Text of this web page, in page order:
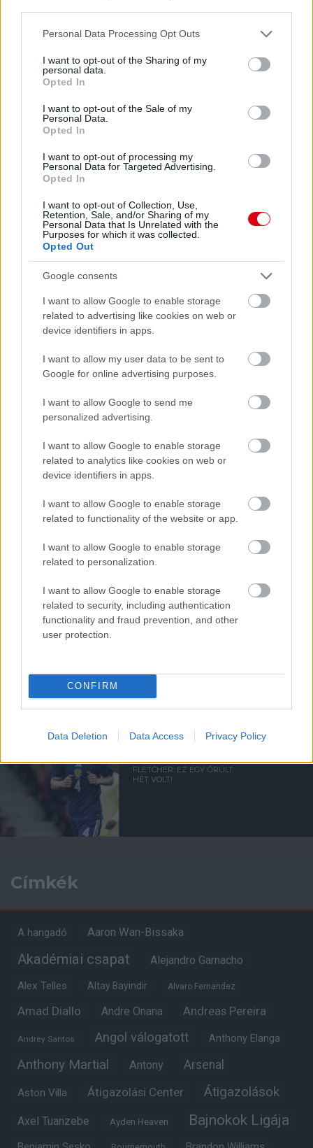
Please note that this website/app uses one or more Google
not limited to your visit or usage behaviour. You may click to
grant or deny consent to Google and its third-party tags to
use your data for below specified purposes in below Google
consent section.
Personal Data Processing Opt Outs
I want to opt-out of the Sharing of my
personal data.
Opted In
I want to opt-out of the Sale of my
Personal Data.
Opted In
I want to opt-out of processing my
Personal Data for Targeted Advertising.
Opted In
I want to opt-out of Collection, Use,
Retention, Sale, and/or Sharing of my
Personal Data that Is Unrelated with the
Purposes for which it was collected.
Opted Out
Google consents
I want to allow Google to enable storage
related to advertising like cookies on web or
device identifiers in apps.
I want to allow my user data to be sent to
Google for online advertising purposes.
I want to allow Google to send me
personalized advertising.
I want to allow Google to enable storage
related to analytics like cookies on web or
device identifiers in apps.
I want to allow Google to enable storage
related to functionality of the website or app.
I want to allow Google to enable storage
related to personalization.
I want to allow Google to enable storage
related to security, including authentication
functionality and fraud prevention, and other
user protection.
CONFIRM
Data Deletion Data Access Privacy Policy
Meccs Center
Leeds United
United
Felkészülési szezon 5. mérkőzés
2026-08-12 20:30
3 nap 4 óra 36 perc 49 másodperc
AC MilanvsManchester United
ELŐZŐ MÉRKŐZÉSEK
Támogatás
Támogasd adományoddal
a ManUtdFanatics.hu működését!
Kapcsolódó hírek
TARTALÉK CSAPAT
FLETCHER: EZ EGY ŐRÜLT
HÉT VOLT!
Címkék
A hangadó Aaron Wan-Bissaka
Akadémiai csapat Alejandro Garnacho
Alex Telles Altay Bayindir Alvaro Fernandez
Amad Diallo Andre Onana Andreas Pereira
Andrey Santos Angol válogatott Anthony Elanga
Anthony Martial Antony Arsenal
Aston Villa Átigazolási Center Átigazolások
Axel Tuanzebe Ayden Heaven Bajnokok Ligája